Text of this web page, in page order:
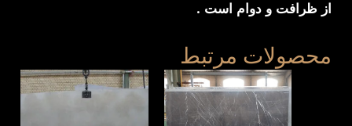
از ظرافت و دوام است .
محصولات مرتبط